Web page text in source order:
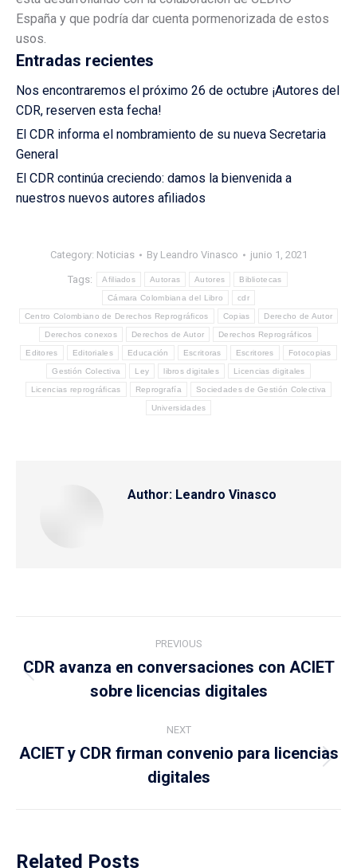
España y que podría dar cuenta pormenorizada de estos
usos.
Entradas recientes
Nos encontraremos el próximo 26 de octubre ¡Autores del
CDR, reserven esta fecha!
El CDR informa el nombramiento de su nueva Secretaria
General
El CDR continúa creciendo: damos la bienvenida a
nuestros nuevos autores afiliados
Category: Noticias By Leandro Vinasco junio 1, 2021
Tags: Afiliados Autoras Autores Bibliotecas
Cámara Colombiana del Libro cdr
Centro Colombiano de Derechos Reprográficos Copias Derecho de Autor
Derechos conexos Derechos de Autor Derechos Reprográficos
Editores Editoriales Educación Escritoras Escritores Fotocopias
Gestión Colectiva Ley libros digitales Licencias digitales
Licencias reprográficas Reprografía Sociedades de Gestión Colectiva
Universidades
Author: Leandro Vinasco
navigation
PREVIOUS
post:
CDR avanza en conversaciones con ACIET
sobre licencias digitales
NEXT
post:
ACIET y CDR firman convenio para licencias
digitales
Related Posts